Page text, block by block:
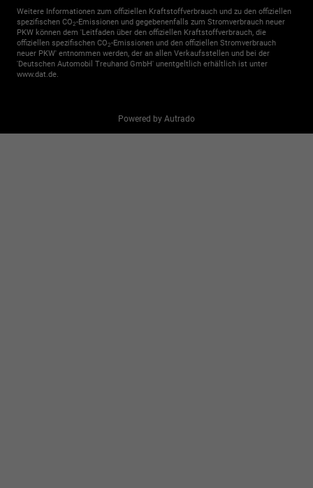
Weitere Informationen zum offiziellen Kraftstoffverbrauch und zu den offiziellen
spezifischen CO2-Emissionen und gegebenenfalls zum Stromverbrauch neuer
PKW können dem 'Leitfaden über den offiziellen Kraftstoffverbrauch, die
offiziellen spezifischen CO2-Emissionen und den offiziellen Stromverbrauch
neuer PKW' entnommen werden, der an allen Verkaufsstellen und bei der
'Deutschen Automobil Treuhand GmbH' unentgeltlich erhältlich ist unter
www.dat.de.
Powered by Autrado